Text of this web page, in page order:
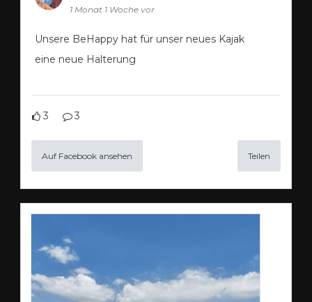
1 Monat 1 Woche vor
Unsere BeHappy hat für unser neues Kajak
eine neue Halterung
3 3
Auf Facebook ansehen Teilen